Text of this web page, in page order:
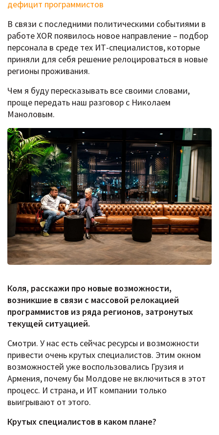
дефицит программистов
В связи с последними политическими событиями в
работе XOR появилось новое направление – подбор
персонала в среде тех ИТ-специалистов, которые
приняли для себя решение релоцироваться в новые
регионы проживания.
Чем я буду пересказывать все своими словами,
проще передать наш разговор с Николаем
Маноловым.
Коля, расскажи про новые возможности,
возникшие в связи с массовой релокацией
программистов из ряда регионов, затронутых
текущей ситуацией.
Смотри. У нас есть сейчас ресурсы и возможности
привести очень крутых специалистов. Этим окном
возможностей уже воспользовались Грузия и
Армения, почему бы Молдове не включиться в этот
процесс. И страна, и ИТ компании только
выигрывают от этого.
Крутых специалистов в каком плане?